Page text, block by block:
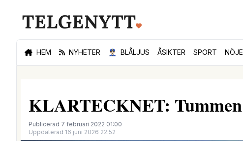
HEM NYHETER 👮🏻‍♂️ BLÅLJUS ÅSIKTER SPORT NÖJE
KLARTECKNET:
Publicerad 7 februari 2022 01:00
Uppdaterad 16 juni 2026 22:52